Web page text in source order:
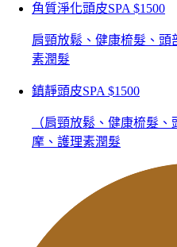
角質淨化頭皮SPA $1500
肩頸放鬆、健康梳髮、頭
素潤髮
鎮靜頭皮SPA $1500
（肩頸放鬆、健康梳髮
摩、護理素潤髮